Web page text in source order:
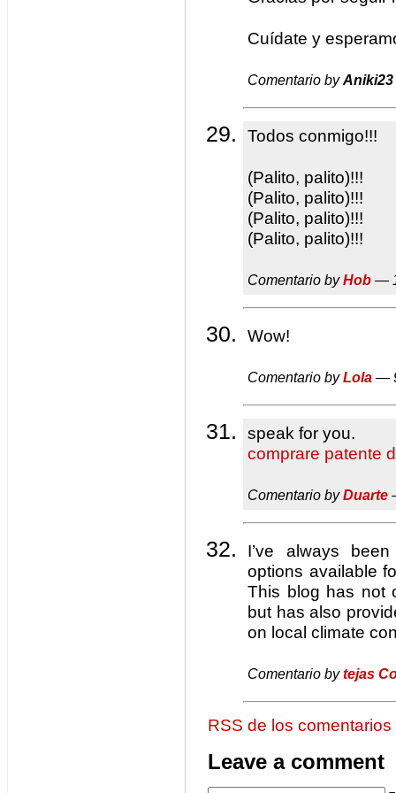
Cuídate y
Comentario byAniki23
Todos conmigo!!!
(Palito, palito)!!!
(Palito, palito)!!!
(Palito, palito)!!!
(Palito, palito)!!!
Comentario byHob —
Wow!
Comentario byLola —
speak for you.
comprare patente
Comentario byDuarte
I’ve always
options available
This blog has not
but has also
on local climate
Comentario bytejas
RSS de los comentarios
Leave a comment